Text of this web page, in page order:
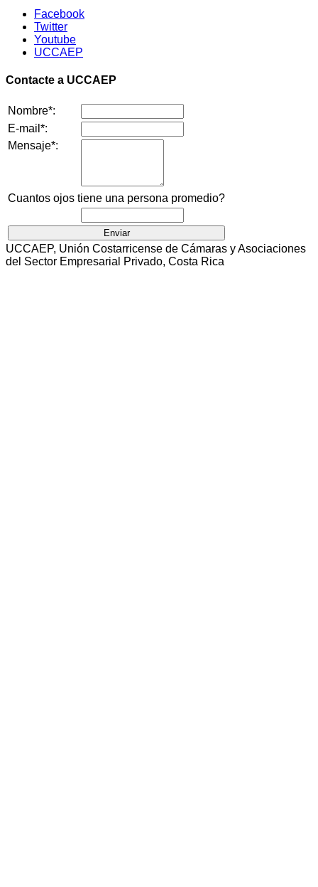
Facebook
Twitter
Youtube
UCCAEP
Contacte a UCCAEP
Nombre*:
E-mail*:
Mensaje*:
Cuantos ojos tiene una persona promedio?
UCCAEP, Unión Costarricense de Cámaras y Asociaciones
del Sector Empresarial Privado, Costa Rica